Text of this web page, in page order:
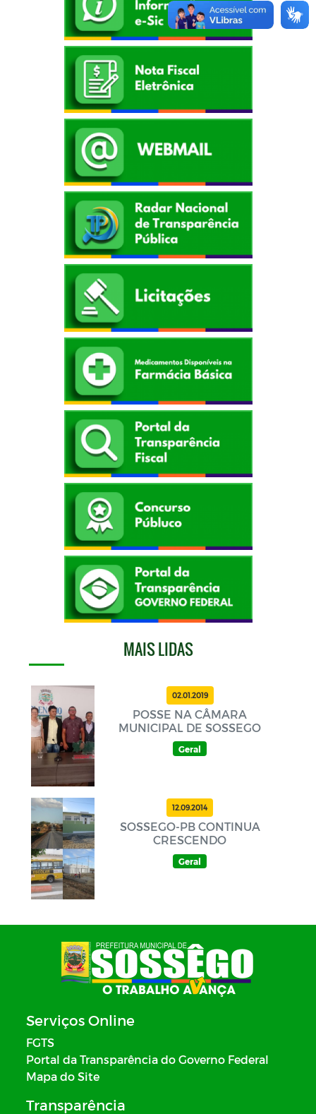
MAIS LIDAS
02.01.2019
POSSE NA CÂMARA
MUNICIPAL DE SOSSEGO
Geral
12.09.2014
SOSSEGO-PB CONTINUA
CRESCENDO
Geral
Serviços Online
FGTS
Portal da Transparência do Governo Federal
Mapa do Site
Transparência